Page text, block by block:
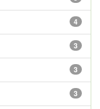
4
3
3
3